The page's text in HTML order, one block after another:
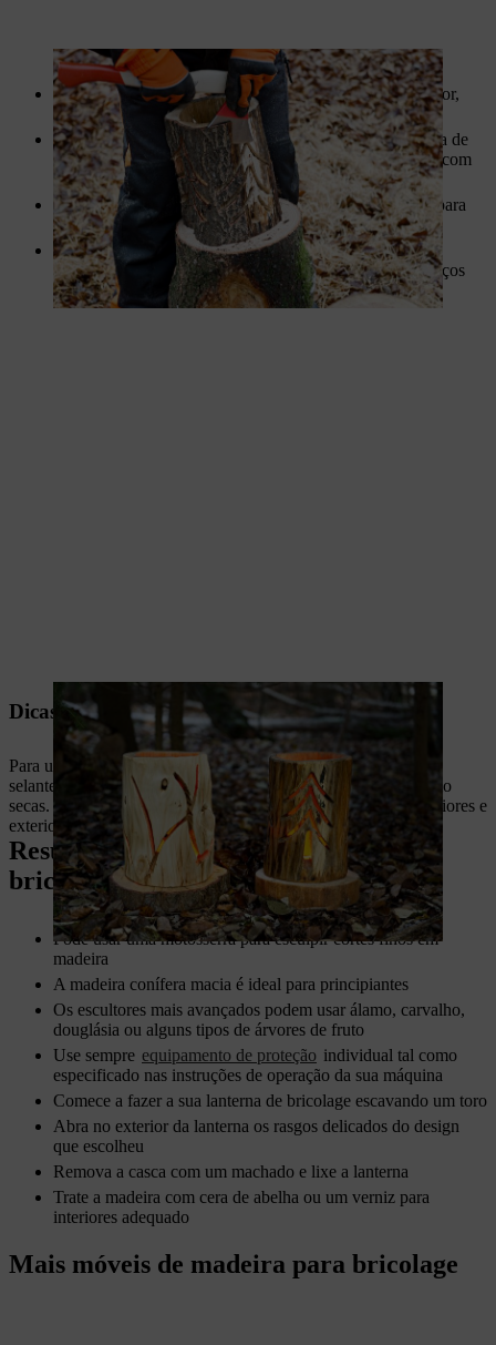
Se a madeira estiver seca e a lanterna for usada no interior,
não precisa de ser tratada.
Trate a madeira meio seca com um produto para madeira de
interiores, como por exemplo, cera de abelhas. Isto fará com
que a sua lanterna dure mais.
Dependendo do tipo de madeira, pode aplicar um óleo para
que a sua peça dure mais tempo.
Para iluminar a sua lanterna de jardim, recomendamos a
utilização de uma fonte de luz LED adequada para espaços
interiores e exteriores.
Dicas para a utilização no exterior
Para usar as suas lanternas de madeira no exterior, aplique um
selante para madeiras adequado para esculturas esculpidas meio
secas. Use uma fonte de luz LED adequada para espaços interiores e
exteriores.
Resumo: consiga uma lanterna de
bricolage feita de um toro
Pode usar uma motosserra para esculpir cortes finos em
madeira
A madeira conífera macia é ideal para principiantes
Os escultores mais avançados podem usar álamo, carvalho,
douglásia ou alguns tipos de árvores de fruto
Use sempre equipamento de proteção individual tal como
especificado nas instruções de operação da sua máquina
Comece a fazer a sua lanterna de bricolage escavando um toro
Abra no exterior da lanterna os rasgos delicados do design
que escolheu
Remova a casca com um machado e lixe a lanterna
Trate a madeira com cera de abelha ou um verniz para
interiores adequado
Mais móveis de madeira para bricolage